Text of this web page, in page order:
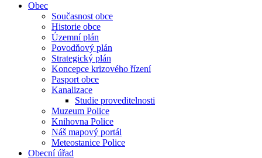
Obec
Současnost obce
Historie obce
Územní plán
Povodňový plán
Strategický plán
Koncepce krizového řízení
Pasport obce
Kanalizace
Studie proveditelnosti
Muzeum Police
Knihovna Police
Náš mapový portál
Meteostanice Police
Obecní úřad